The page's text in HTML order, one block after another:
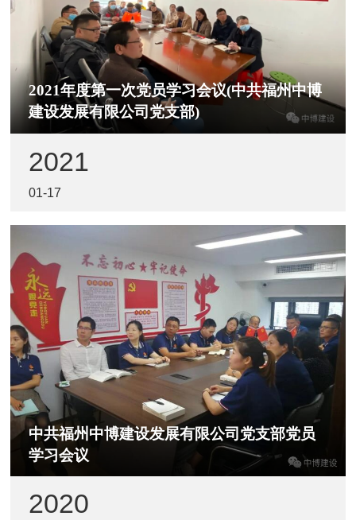
2021年度第一次党员学习会议(中共福州中博
建设发展有限公司党支部)
党组织堡垒作用。中共福州中博建设发展有限公司党
支部于2021年1月14日在福州市轨道交通5号线监理3
标段项目监理部总监办召开2021年度第一次党员大会
2021
01-17
中共福州中博建设发展有限公司党支部党员
学习会议
2020